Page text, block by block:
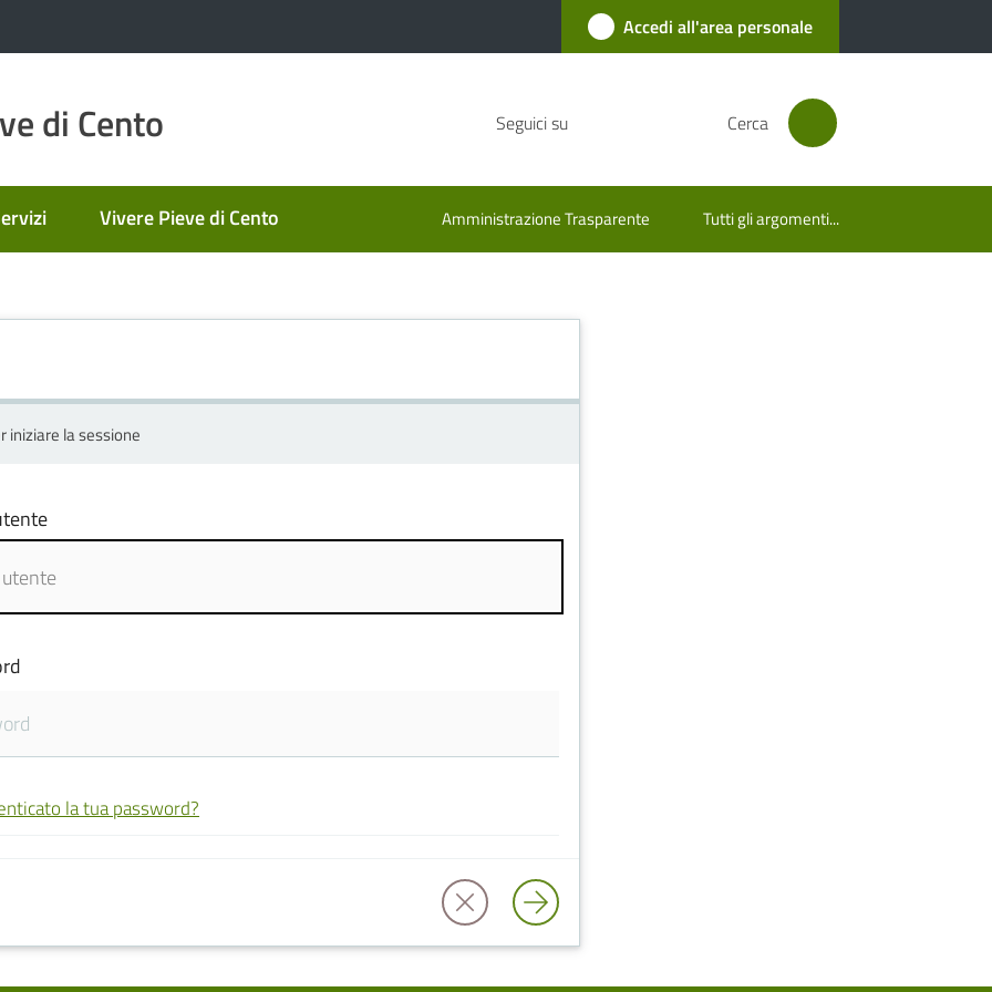
Accedi all'area personale
di Cento Seguici su Cerca
Vivere Pieve di Cento Amministrazione Trasparente Tutti gli argomenti...
iniziare la sessione
la tua password?